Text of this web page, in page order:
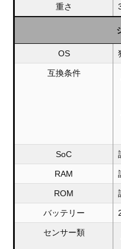
重さ
OS
互換条件
SoC
RAM
ROM
バッテリー
センサー類